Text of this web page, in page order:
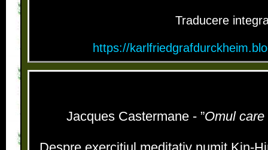
Traducere
https://
Jacques Castermane - ”Omul care